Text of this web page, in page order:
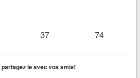
37 74
le avec vos amis!